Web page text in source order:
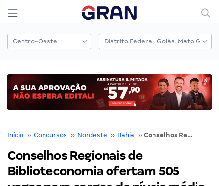
Início ›› Concursos ›› Nordeste ›› Bahia ›› Conselhos Regionais de Biblioteconomia ofertam 505 vagas para cargos de níveis médio e superior!
Conselhos Regionais de
Biblioteconomia ofertam 505